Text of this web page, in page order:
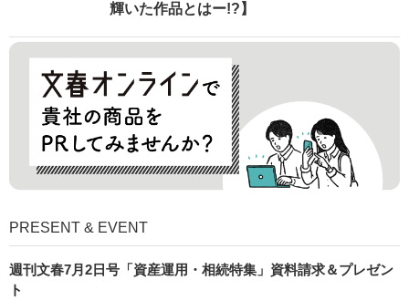
輝いた作品とはー!?】
PRESENT & EVENT
週刊文春7月2日号「資産運用・相続特集」資料請求＆プレゼン
ト